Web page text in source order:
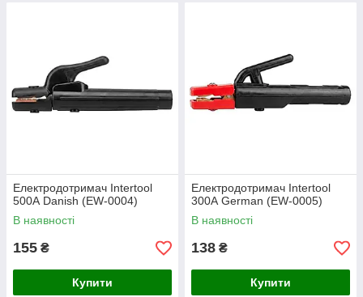
Електродотримач Intertool
500А Danish (EW-0004)
В наявності
155 ₴
Купити
Електродотримач Intertool
300А German (EW-0005)
В наявності
138 ₴
Купити